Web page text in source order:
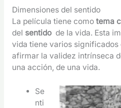
Dimensiones del sentido
La película tiene comotema
del sentido de la vida. Esta
vida tiene varios significados
afirmar la validez intrínseca
una acción, de una vida.
Se
nti